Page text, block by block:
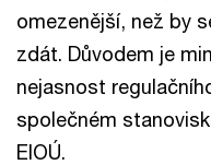
omezenější, než by
zdát. Důvodem je
nejasnost
společném
EIOÚ.